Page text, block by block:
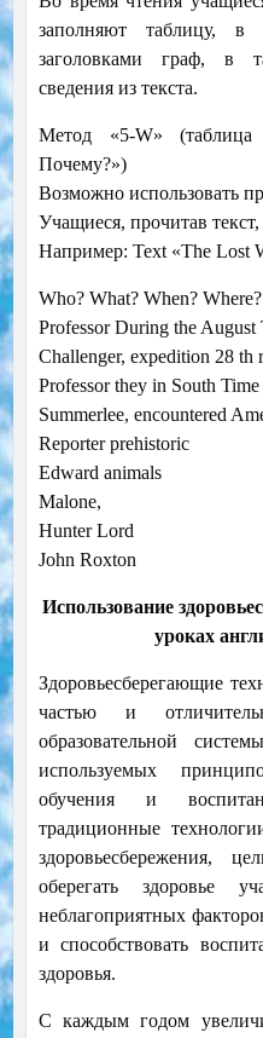
заполняют таблицу, в
заголовками граф, в
сведения из текста.
Метод «5-W»
Почему?»)
Возможно использовать
Учащиеся, прочитав
Например: Text «The Lost
Who? What? When?
Professor During the August
Challenger, expedition 28 th
Professor they in South Time
Summerlee, encountered
Reporter prehistoric
Edward animals
Malone,
Hunter Lord
John Roxton
Использование
уроках
Здоровьесберегающие
частью и
образовательной
используемых
обучения и
традиционные
здоровьесбережения,
оберегать здоровье
неблагоприятных
и способствовать
здоровья.
С каждым годом